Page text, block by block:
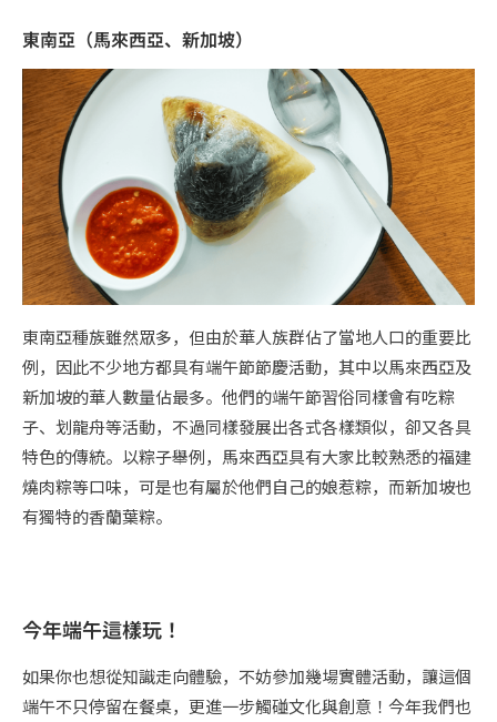
東南亞（馬來西亞、新加坡）
東南亞種族雖然眾多，但由於華人族群佔了當地人口的重要比
例，因此不少地方都具有端午節節慶活動，其中以馬來西亞及
新加坡的華人數量佔最多。他們的端午節習俗同樣會有吃粽
子、划龍舟等活動，不過同樣發展出各式各樣類似，卻又各具
特色的傳統。以粽子舉例，馬來西亞具有大家比較熟悉的福建
燒肉粽等口味，可是也有屬於他們自己的娘惹粽，而新加坡也
有獨特的香蘭葉粽。
今年端午這樣玩！
如果你也想從知識走向體驗，不妨參加幾場實體活動，讓這個
端午不只停留在餐桌，更進一步觸碰文化與創意！今年我們也